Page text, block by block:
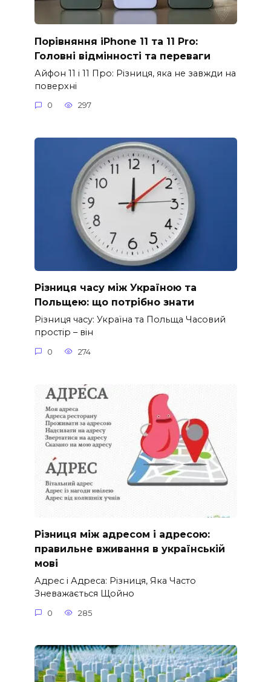
Порівняння iPhone 11 та 11 Pro:
Головні відмінності та переваги
Айфон 11 і 11 Про: Різниця, яка не завжди на
поверхні
0 297
Різниця часу між Україною та
Польщею: що потрібно знати
Різниця часу: Україна та Польща Часовий
простір – він
0 274
Різниця між адресом і адресою:
правильне вживання в українській
мові
Адрес і Адреса: Різниця, Яка Часто
Зневажається Щойно
0 285